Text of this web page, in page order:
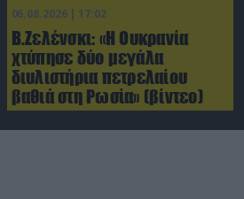
06.08.2026 | 17:02
Β.Ζελένσκι: «Η Ουκρανία
χτύπησε δύο μεγάλα
διυλιστήρια πετρελαίου
βαθιά στη Ρωσία» (βίντεο)